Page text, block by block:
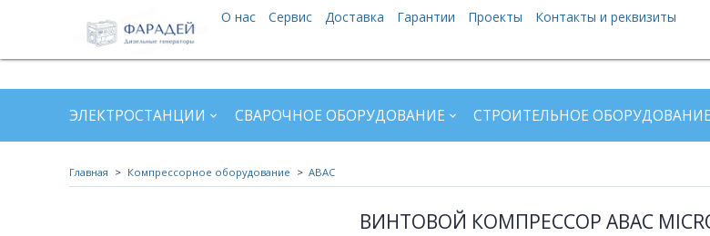
О нас Сервис Доставка Гарантии Проекты Контакты и реквизиты
ЭЛЕКТРОСТАНЦИИ СВАРОЧНОЕ ОБОРУДОВАНИЕ СТРОИТЕЛЬНОЕ ОБОРУДОВАНИЕ
Главная Компрессорное оборудование ABAC
ВИНТОВОЙ КОМПРЕССОР ABAC